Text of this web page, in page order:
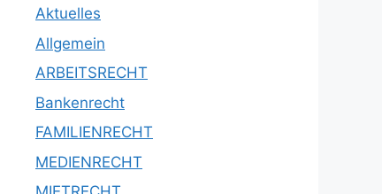
Aktuelles
Allgemein
ARBEITSRECHT
Bankenrecht
FAMILIENRECHT
MEDIENRECHT